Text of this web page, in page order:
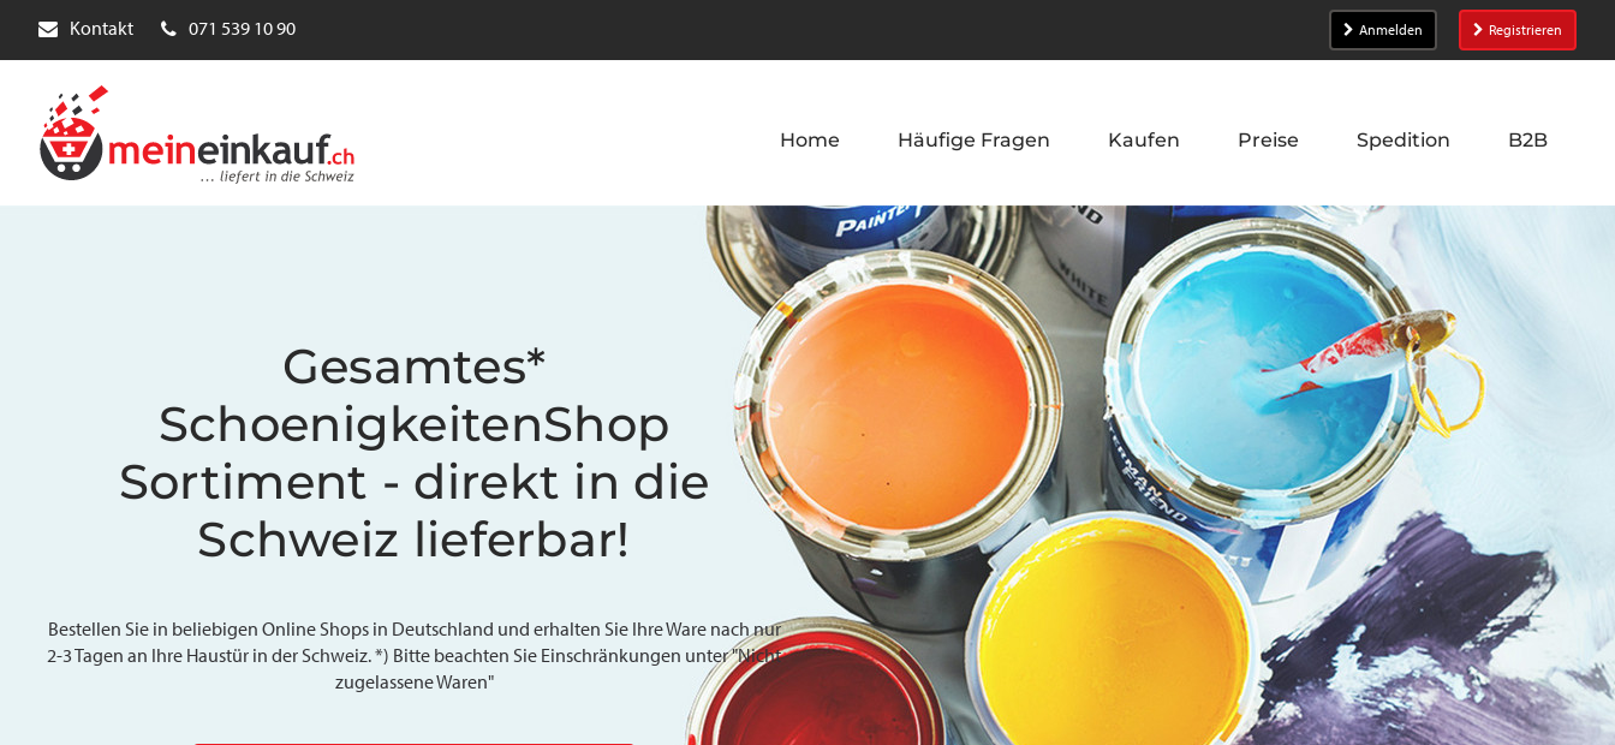
Kontakt 071 539 10 90 Anmelden Registrieren
Home Häufige Fragen Kaufen Preise Spedition B2B
Gesamtes*
SchoenigkeitenShop
Sortiment - direkt in die
Schweiz lieferbar!
Bestellen Sie in beliebigen Online Shops in Deutschland und erhalten Sie Ihre Ware nach nur
2-3 Tagen an Ihre Haustür in der Schweiz. *) Bitte beachten Sie Einschränkungen unter "Nicht
zugelassene Waren"